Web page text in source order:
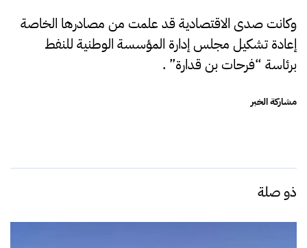
وكانت صدى الاقتصادية قد علمت من مصادرها الخاصة
إعادة تشكيل مجلس إدارة المؤسسة الوطنية للنفط
برئاسة “فرحات بن قدارة” .
مشاركة الخبر
ذو صلة